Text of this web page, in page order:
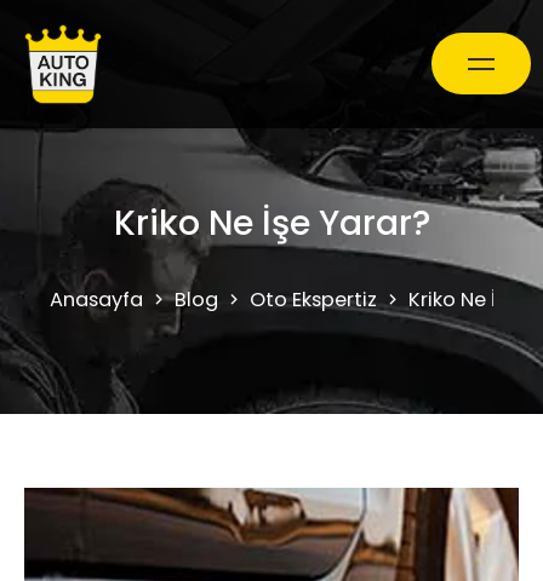
Araç Bakım ve Onarım
Oto Ekspertiz Hizmetleri
Kampanyalar
Randevu Al
Kriko Ne İşe Yarar?
Anasayfa Blog Oto Ekspertiz Kriko Ne İşe